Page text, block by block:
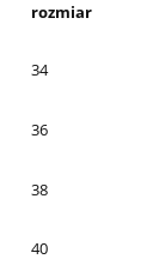
rozmiar
34
36
38
40